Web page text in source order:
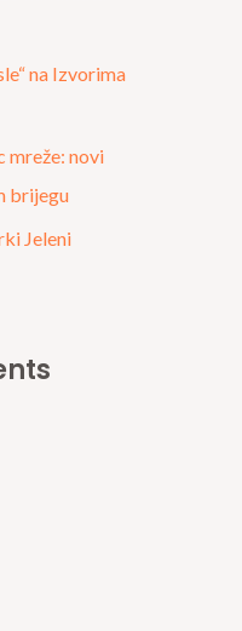
na Izvorima
mreže: novi
brijegu
Jeleni